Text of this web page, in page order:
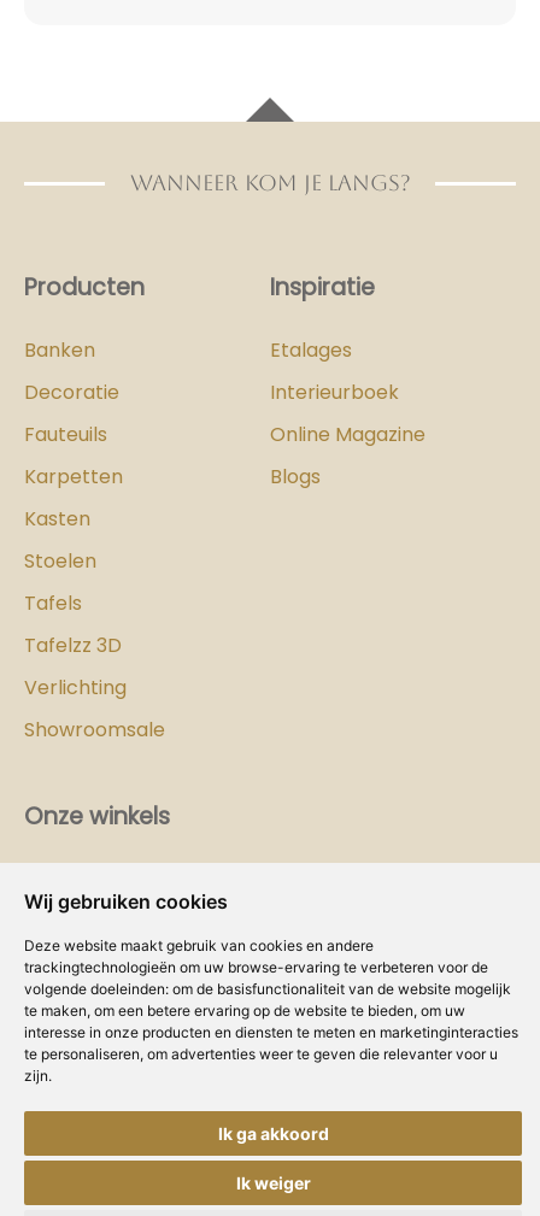
Wij gebruiken cookies
Deze website maakt gebruik van cookies en andere
trackingtechnologieën om uw browse-ervaring te verbeteren voor de
volgende doeleinden: om de basisfunctionaliteit van de website mogelijk
te maken, om een betere ervaring op de website te bieden, om uw
interesse in onze producten en diensten te meten en marketinginteracties
te personaliseren, om advertenties weer te geven die relevanter voor u
zijn.
Ik ga akkoord
Ik weiger
WANNEER KOM JE LANGS?
Producten
Banken
Decoratie
Fauteuils
Karpetten
Kasten
Stoelen
Tafels
Tafelzz 3D
Verlichting
Showroomsale
Inspiratie
Etalages
Interieurboek
Online Magazine
Blogs
Onze winkels
Vind hierdeCozy-Homes winkel bij jou in de buurt!
Dealer worden?
Volg ons
Cookies